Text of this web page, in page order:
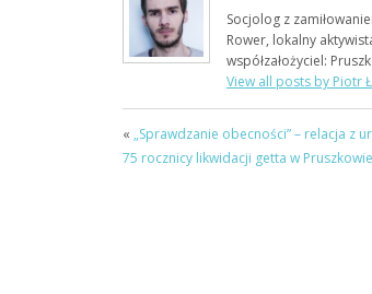
Socjolog z
Rower, lokalny
współzałożyciel:
View all posts by Piotr
« „Sprawdzanie obecności” – relacja z
75 rocznicy likwidacji getta w Pruszkowie